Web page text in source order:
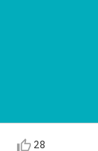
thumb_up_alt 28